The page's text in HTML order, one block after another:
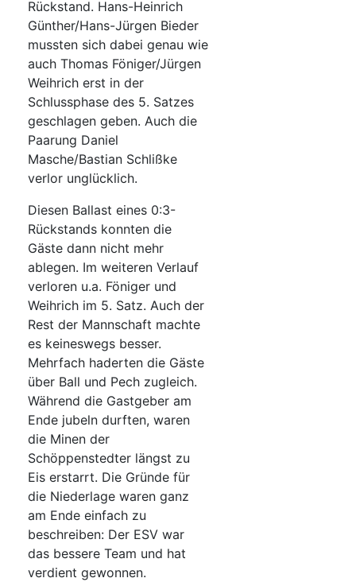
Rückstand. Hans-Heinrich
Günther/Hans-Jürgen Bieder
mussten sich dabei genau wie
auch Thomas Föniger/Jürgen
Weihrich erst in der
Schlussphase des 5. Satzes
geschlagen geben. Auch die
Paarung Daniel
Masche/Bastian Schlißke
verlor unglücklich.
Diesen Ballast eines 0:3-
Rückstands konnten die
Gäste dann nicht mehr
ablegen. Im weiteren Verlauf
verloren u.a. Föniger und
Weihrich im 5. Satz. Auch der
Rest der Mannschaft machte
es keineswegs besser.
Mehrfach haderten die Gäste
über Ball und Pech zugleich.
Während die Gastgeber am
Ende jubeln durften, waren
die Minen der
Schöppenstedter längst zu
Eis erstarrt. Die Gründe für
die Niederlage waren ganz
am Ende einfach zu
beschreiben: Der ESV war
das bessere Team und hat
verdient gewonnen.